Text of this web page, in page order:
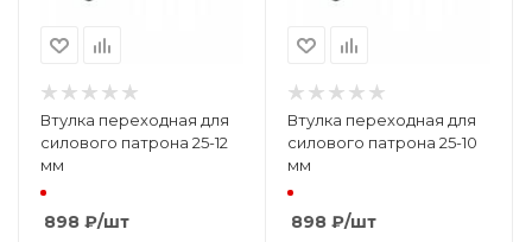
Втулка переходная для
силового патрона 25-12
мм
898 ₽/шт
Втулка переходная для
силового патрона 25-10
мм
898 ₽/шт